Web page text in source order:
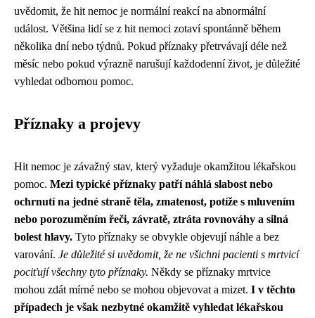
uvědomit, že hit nemoc je normální reakcí na abnormální
událost. Většina lidí se z hit nemoci zotaví spontánně během
několika dní nebo týdnů. Pokud příznaky přetrvávají déle než
měsíc nebo pokud výrazně narušují každodenní život, je důležité
vyhledat odbornou pomoc.
Příznaky a projevy
Hit nemoc je závažný stav, který vyžaduje okamžitou lékařskou
pomoc. Mezi typické příznaky patří náhlá slabost nebo
ochrnutí na jedné straně těla, zmatenost, potíže s mluvením
nebo porozuměním řeči, závratě, ztráta rovnováhy a silná
bolest hlavy. Tyto příznaky se obvykle objevují náhle a bez
varování. Je důležité si uvědomit, že ne všichni pacienti s mrtvicí
pociťují všechny tyto příznaky. Někdy se příznaky mrtvice
mohou zdát mírné nebo se mohou objevovat a mizet. I v těchto
případech je však nezbytné okamžitě vyhledat lékařskou